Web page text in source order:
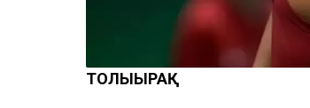
ТОЛЫҒЫРАҚ